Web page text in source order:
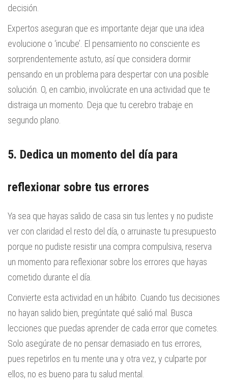
decisión.
Expertos aseguran que es importante dejar que una idea
evolucione o ‘incube’. El pensamiento no consciente es
sorprendentemente astuto, así que considera dormir
pensando en un problema para despertar con una posible
solución. O, en cambio, involúcrate en una actividad que te
distraiga un momento. Deja que tu cerebro trabaje en
segundo plano.
5. Dedica un momento del día para
reflexionar sobre tus errores
Ya sea que hayas salido de casa sin tus lentes y no pudiste
ver con claridad el resto del día, o arruinaste tu presupuesto
porque no pudiste resistir una compra compulsiva, reserva
un momento para reflexionar sobre los errores que hayas
cometido durante el día.
Convierte esta actividad en un hábito. Cuando tus decisiones
no hayan salido bien, pregúntate qué salió mal. Busca
lecciones que puedas aprender de cada error que cometes.
Solo asegúrate de no pensar demasiado en tus errores,
pues repetirlos en tu mente una y otra vez, y culparte por
ellos, no es bueno para tu salud mental.